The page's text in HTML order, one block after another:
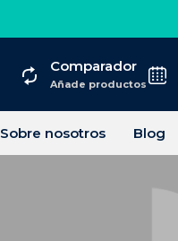
Comparador
Añade productos
Sobre nosotros Blog